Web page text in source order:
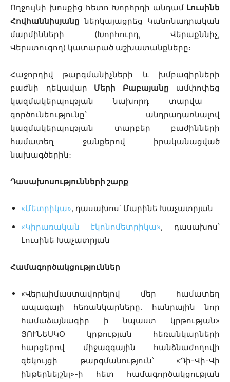
Ողջույնի խոսքից հետո Խորհրդի անդամ Լուսինե
Հովհաննիսյանը ներկայացրեց Կանոնադրական
մարմինների (Խորհուրդ, Վերաքննիչ,
Վերստուգող) կատարած աշխատանքները։
Հաջորդիվ թարգմանիչների և խմբագիրների
բաժնի ղեկավար Մերի Բաբայանը
ամփոփեց
կազմակերպության նախորդ տարվա
գործունեությունը՝ անդրադառնալով
կազմակերպության տարբեր բաժինների
համատեղ ջանքերով իրականացված
նախագծերին։
Դասախոսությունների շարք
«Մետրիկա», դասախոս՝ Մարինե Խաչատրյան
«Կիրառական էկոնոմետրիկա», դասախոս՝
Լուսինե Խաչատրյան
Համագործակցություններ
«Վերաիմաստավորելով մեր համատեղ
ապագայի հեռանկարները. հանրային նոր
համաձայնագիր ի նպաստ կրթության»
ՅՈՒՆԵՍԿՕ կրթության հեռանկարների
հարցերով միջազգային հանձնաժողովի
զեկույցի թարգմանություն՝ «Դի-Վի-Վի
ինթերնեյշնլ»-ի հետ համագործակցության